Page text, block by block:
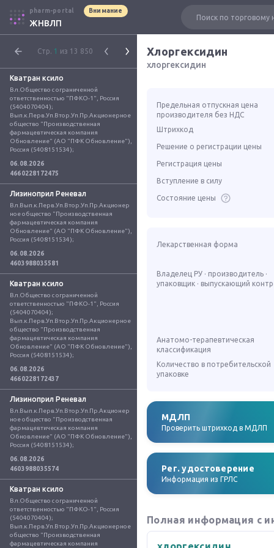
pharm-portal Внимание
ЖНВЛП
Стр. 1 из 13 850
Кватран ксило
Вл.Общество с ограниченной
ответственностью "ПФКО-1", Россия
(5404070404);
Вып.к.Перв.Уп.Втор.Уп.Пр.Акционерное
общество "Производственная
фармацевтическая компания
Обновление" (АО "ПФК Обновление"),
Россия (5408151534);
06.08.2026
4660228172475
Лизиноприл Реневал
Вл.Вып.к.Перв.Уп.Втор.Уп.Пр.Акционер
ное общество "Производственная
фармацевтическая компания
Обновление" (АО "ПФК Обновление"),
Россия (5408151534);
06.08.2026
4603988035581
Кватран ксило
Вл.Общество с ограниченной
ответственностью "ПФКО-1", Россия
(5404070404);
Вып.к.Перв.Уп.Втор.Уп.Пр.Акционерное
общество "Производственная
фармацевтическая компания
Обновление" (АО "ПФК Обновление"),
Россия (5408151534);
06.08.2026
4660228172437
Лизиноприл Реневал
Вл.Вып.к.Перв.Уп.Втор.Уп.Пр.Акционер
ное общество "Производственная
фармацевтическая компания
Обновление" (АО "ПФК Обновление"),
Россия (5408151534);
06.08.2026
4603988035574
Кватран ксило
Вл.Общество с ограниченной
ответственностью "ПФКО-1", Россия
(5404070404);
Вып.к.Перв.Уп.Втор.Уп.Пр.Акционерное
общество "Производственная
фармацевтическая компания
Хлоргексидин
хлоргексидин
Предельная отпускная цена
производителя без НДС
Штрихкод
Решение о регистрации цены
Регистрация цены
Вступление в силу
Состояние цены
Лекарственная форма
Владелец РУ · производитель ·
упаковщик · выпускающий
Анатомо-терапевтическая
классификация
Количество в потребительской
упаковке
МДЛП
Проверить штрихкод в МДЛП
Рег. удостоверение
Информация из ГРЛС
Полная информация с